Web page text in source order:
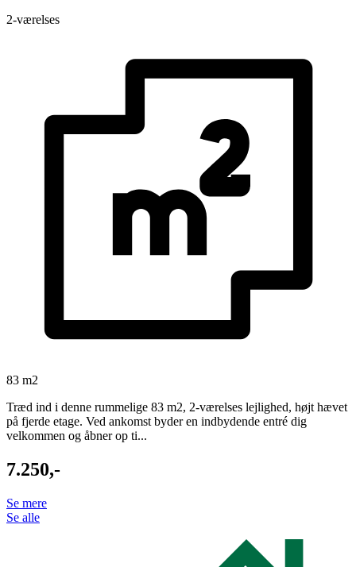
2-værelses
83 m2
Træd ind i denne rummelige 83 m2, 2-værelses lejlighed, højt hævet
på fjerde etage. Ved ankomst byder en indbydende entré dig
velkommen og åbner op ti...
7.250,-
Se mere
Se alle